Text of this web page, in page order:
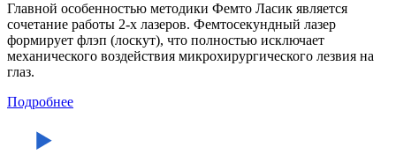
Главной особенностью методики Фемто Ласик является
сочетание работы 2-х лазеров. Фемтосекундный лазер
формирует флэп (лоскут), что полностью исключает
механического воздействия микрохирургического лезвия на
глаз.
Подробнее